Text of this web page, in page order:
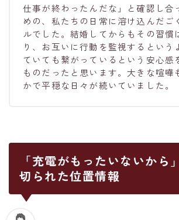
仕事が終わったんだな」と確認し合
めの、私たちの日常に溶け込んだご
ルでした。結婚してからもその習慣
り、お互いに行動を監視するという
ていても繋がっているという安心感
ものだったと思います。大きな喧嘩
かで平穏な日々が続いていました。
「充電がもったいないから
切られた位置情報